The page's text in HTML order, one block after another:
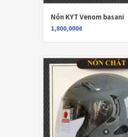
Nón KYT Venom basani
1,800,000₫